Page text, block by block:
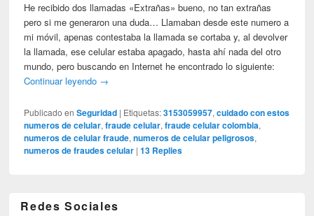
He recibido dos llamadas «Extrañas» bueno, no tan extrañas
pero si me generaron una duda… Llamaban desde este numero a
mi móvil, apenas contestaba la llamada se cortaba y, al devolver
la llamada, ese celular estaba apagado, hasta ahí nada del otro
mundo, pero buscando en Internet he encontrado lo siguiente:
Continuar leyendo →
Publicado en Seguridad | Etiquetas: 3153059957,cuidado con estos
numeros de celular,fraude celular,fraude celular colombia,
numeros de celular fraude,numeros de celular peligrosos,
numeros de fraudes celular |13 Replies
Redes Sociales